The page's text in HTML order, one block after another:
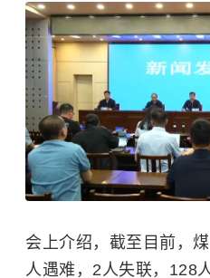
会上介绍，截至目前，
人遇难，2人失联，128